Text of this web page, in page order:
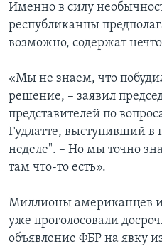
Именно в силу
республиканцы
возможно, содержат
«Мы не знаем, что
решение, – заявил
представителей по
Гудлатте, выступивший в
неделе". – Но мы точно
там что-то есть».
Миллионы американцев
уже проголосовали
объявление ФБР на явку